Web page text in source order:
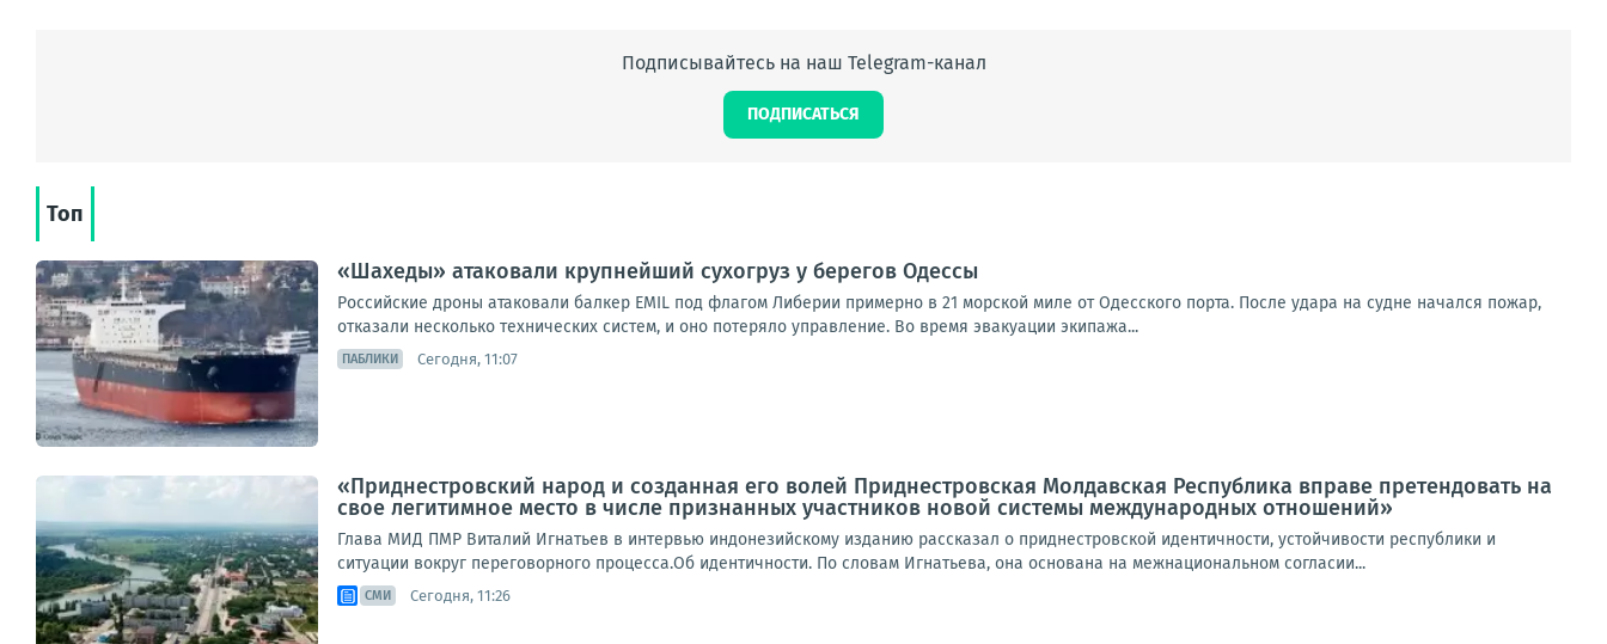
Подписывайтесь на наш Telegram-канал
ПОДПИСАТЬСЯ
Топ
«Шахеды» атаковали крупнейший сухогруз у берегов Одессы
Российские дроны атаковали балкер EMIL под флагом Либерии примерно в 21 морской миле от Одесского порта. После удара на судне начался пожар,
отказали несколько технических систем, и оно потеряло управление. Во время эвакуации экипажа...
ПАБЛИКИ Сегодня, 11:07
«Приднестровский народ и созданная его волей Приднестровская Молдавская Республика вправе претендовать на
свое легитимное место в числе признанных участников новой системы международных отношений»
Глава МИД ПМР Виталий Игнатьев в интервью индонезийскому изданию рассказал о приднестровской идентичности, устойчивости республики и
ситуации вокруг переговорного процесса.Об идентичности. По словам Игнатьева, она основана на межнациональном согласии...
СМИ Сегодня, 11:26